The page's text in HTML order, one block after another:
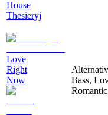
House
Thesieryj
Love
Right
Now
Bass,
Romantic